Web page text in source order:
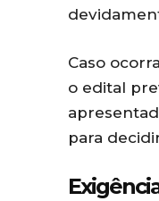
Caso
o edital
para